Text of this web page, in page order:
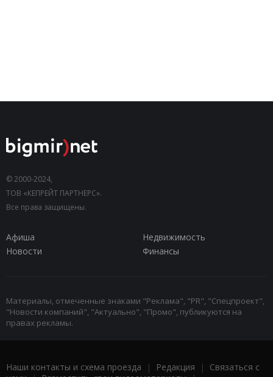
© 2000-2024,
ТОВ «КЕПРЕЙТ ПАРТНЕРС».
Все права защищены.
Афиша
Недвижимость
Новости
Финансы
Материалы, отмеченные знаками "Реклама", "PR", "Спецпроект",
"Новости компаний", "Актуально", "Промо", публикуются на
правах рекламы.
Наши контакты и схема проезда | Редакция | Связаться с